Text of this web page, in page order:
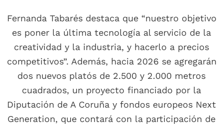
Fernanda Tabarés destaca que “nuestro objetivo
es poner la última tecnología al servicio de la
creatividad y la industria, y hacerlo a precios
competitivos”. Además, hacia 2026 se agregarán
dos nuevos platós de 2.500 y 2.000 metros
cuadrados, un proyecto financiado por la
Diputación de A Coruña y fondos europeos Next
Generation, que contará con la participación de